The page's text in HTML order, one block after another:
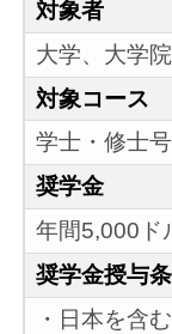
対象者
大学、大学
対象コース
学士・修士
奨学金
年間5,000ド
奨学金授与
・日本を含む